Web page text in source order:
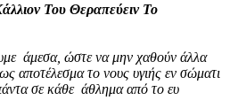
Του Θεραπεύειν Το
άμεσα, ώστε να μην χαθούν άλλα
αποτέλεσμα το νους υγιής εν σώματι
σε κάθε άθλημα από το ευ